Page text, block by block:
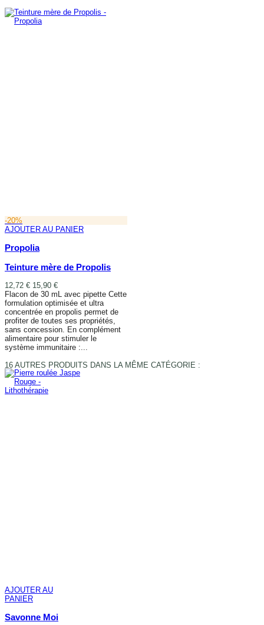
-20%
AJOUTER AU PANIER
Propolia
Teinture mère de Propolis
12,72 € 15,90 €
Flacon de 30 mL avec pipette Cette
formulation optimisée et ultra
concentrée en propolis permet de
profiter de toutes ses propriétés,
sans concession. En complément
alimentaire pour stimuler le
système immunitaire :...
16 AUTRES PRODUITS DANS LA MÊME CATÉGORIE :
AJOUTER AU
PANIER
Savonne Moi